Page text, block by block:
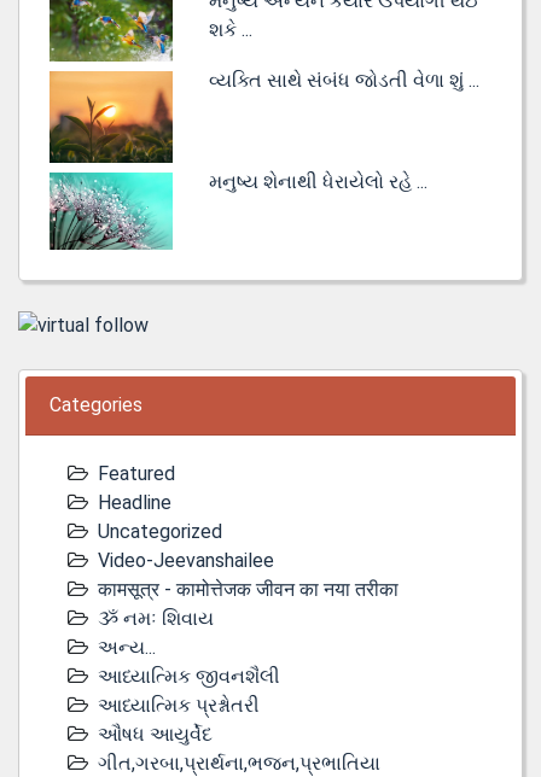
શકે ...
વ્યક્તિ સાથે સંબંધ જોડતી વેળા શું ...
મનુષ્ય શેનાથી ધેરાયેલો રહે ...
Categories
Featured
Headline
Uncategorized
Video-Jeevanshailee
कामसूत्र - कामोत्तेजक जीवन का नया तरीका
ૐ નમઃ શિવાય
અન્ય...
આધ્યાત્મિક જીવનશૈલી
આધ્યાત્મિક પ્રશ્નોતરી
ઔષધ આયુર્વેદ
ગીત,ગરબા,પ્રાર્થના,ભજન,પ્રભાતિયા